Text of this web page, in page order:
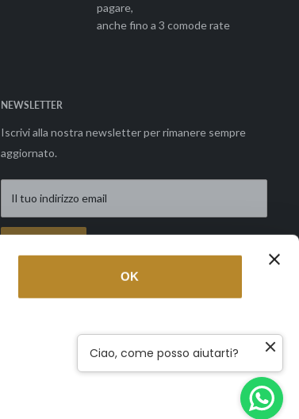
OK
pagare,
anche fino a 3 comode rate
NEWSLETTER
Iscrivi alla nostra newsletter per rimanere sempre
aggiornato.
Il tuo indirizzo email
Ciao, come posso aiutarti?